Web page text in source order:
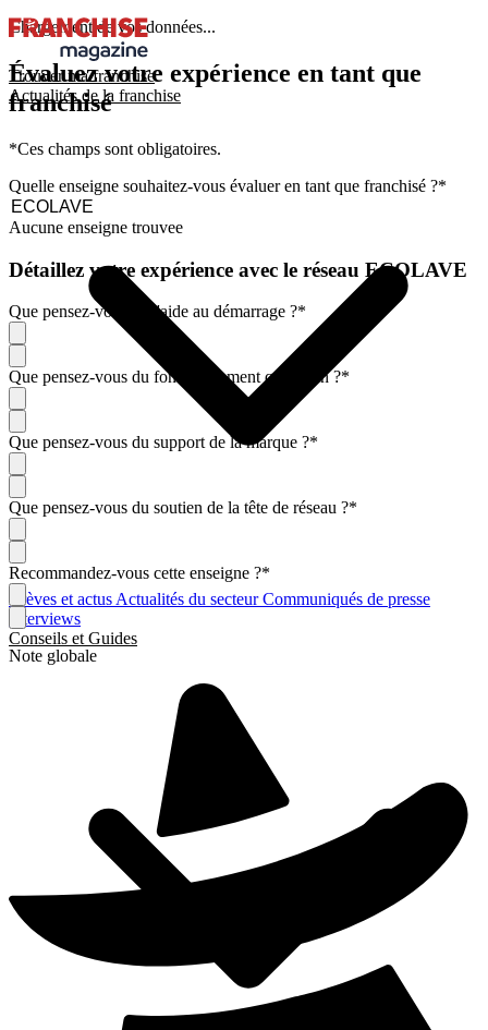
Trouver ma franchise
Actualités de la franchise
Brèves et actus Actualités du secteurCommuniqués de presse
Interviews
Conseils et Guides
Chargement de vos données...
Évaluez votre expérience en tant que
franchisé
*Ces champs sont obligatoires.
Quelle enseigne souhaitez-vous évaluer en tant que franchisé ?*
Aucune enseigne trouvee
Détaillez votre expérience avec le réseau ECOLAVE
Que pensez-vous de l'aide au démarrage ?*
Que pensez-vous du fonctionnement quotidien ?*
Que pensez-vous du support de la marque ?*
Que pensez-vous du soutien de la tête de réseau ?*
Recommandez-vous cette enseigne ?*
Note globale